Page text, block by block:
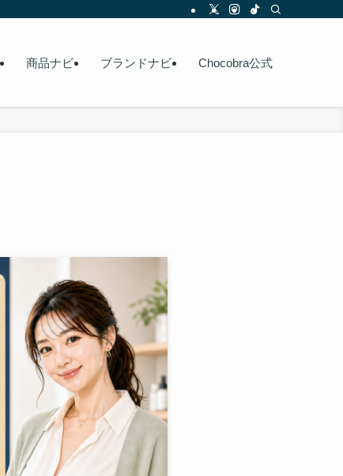
商品ナビ ブランドナビ Chocobra公式